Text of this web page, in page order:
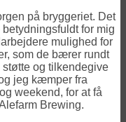
på bryggeriet. Det
for mig
mulighed for
som de bærer rundt
og tilkendegive
jeg kæmper fra
weekend, for at få
Brewing.